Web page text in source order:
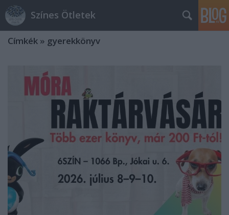
Színes Ötletek
Címkék » gyerekkönyv